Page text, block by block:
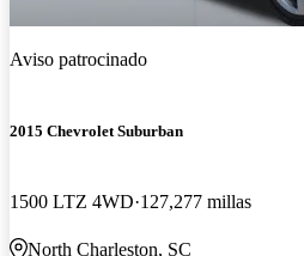
Aviso patrocinado
2015 Chevrolet Suburban
1500 LTZ 4WD 127,277 millas
North Charleston, SC